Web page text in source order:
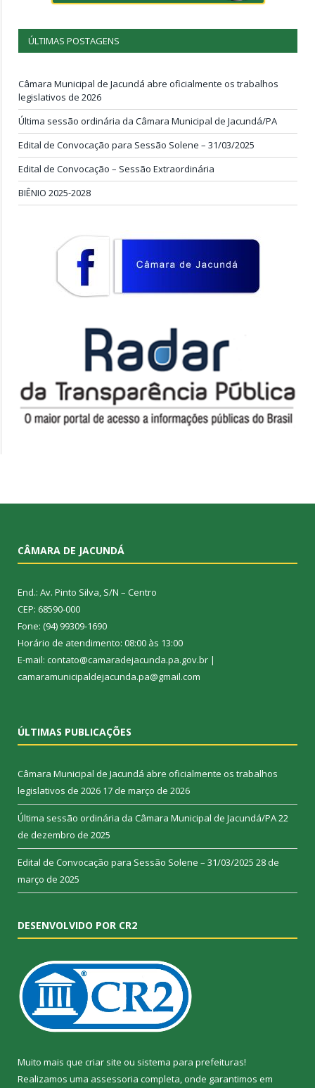
ÚLTIMAS POSTAGENS
Câmara Municipal de Jacundá abre oficialmente os trabalhos
legislativos de 2026
Última sessão ordinária da Câmara Municipal de Jacundá/PA
Edital de Convocação para Sessão Solene – 31/03/2025
Edital de Convocação – Sessão Extraordinária
BIÊNIO 2025-2028
CÂMARA DE JACUNDÁ
End.: Av. Pinto Silva, S/N – Centro
CEP: 68590-000
Fone: (94) 99309-1690
Horário de atendimento: 08:00 às 13:00
E-mail: contato@camaradejacunda.pa.gov.br |
camaramunicipaldejacunda.pa@gmail.com
ÚLTIMAS PUBLICAÇÕES
Câmara Municipal de Jacundá abre oficialmente os trabalhos
legislativos de 2026 17 de março de 2026
Última sessão ordinária da Câmara Municipal de Jacundá/PA22
de dezembro de 2025
Edital de Convocação para Sessão Solene – 31/03/2025 28 de
março de 2025
DESENVOLVIDO POR CR2
Muito mais que criar site ou sistema para prefeituras!
Realizamos uma assessoria completa, onde garantimos em